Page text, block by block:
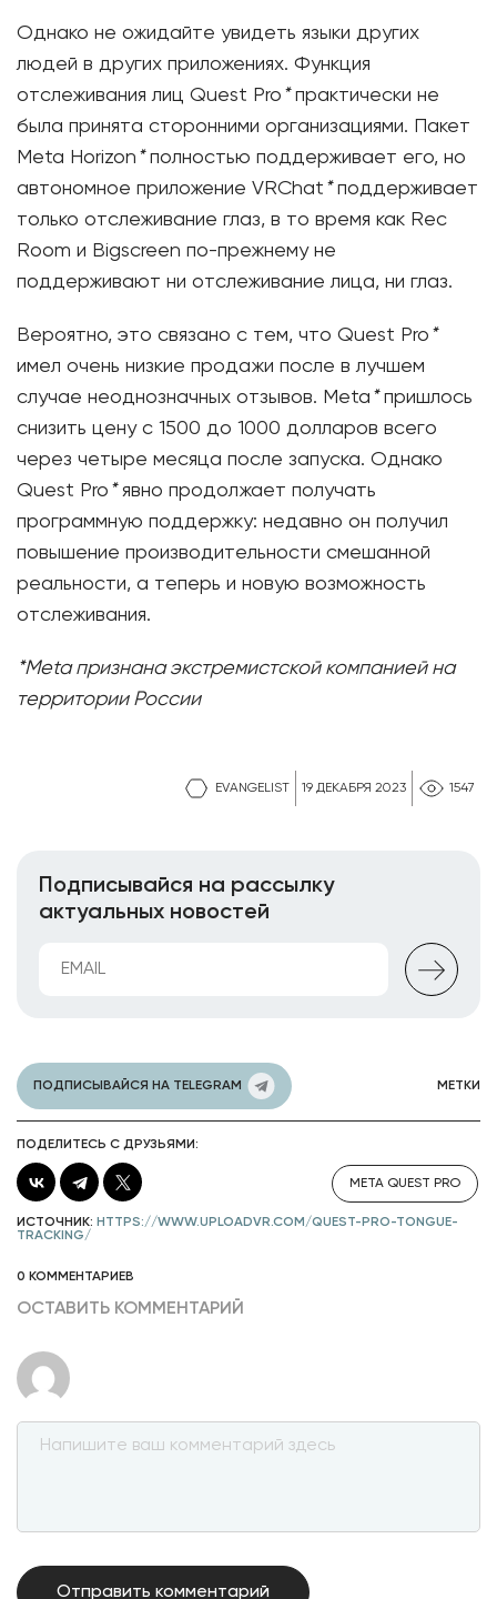
EVANGELIST 19 ДЕКАБРЯ 2023 1547
Однако не ожидайте увидеть языки других
людей в других приложениях. Функция
отслеживания лиц Quest Pro *практически не
была принята сторонними организациями. Пакет
Meta Horizon *полностью поддерживает его, но
автономное приложение VRChat *поддерживает
только отслеживание глаз, в то время как Rec
Room и Bigscreen по-прежнему не
поддерживают ни отслеживание лица, ни глаз.
Вероятно, это связано с тем, что Quest Pro *
имел очень низкие продажи после в лучшем
случае неоднозначных отзывов. Meta *пришлось
снизить цену с 1500 до 1000 долларов всего
через четыре месяца после запуска. Однако
Quest Pro *явно продолжает получать
программную поддержку: недавно он получил
повышение производительности смешанной
реальности, а теперь и новую возможность
отслеживания.
*Meta признана экстремистской компанией на
территории России
Подписывайся на рассылку
актуальных новостей
ПОДПИСЫВАЙСЯ НА TELEGRAM МЕТКИ
ПОДЕЛИТЕСЬ С ДРУЗЬЯМИ:
META QUEST PRO
ИСТОЧНИК: HTTPS://WWW.UPLOADVR.COM/QUEST-PRO-TONGUE-
TRACKING/
0 КОММЕНТАРИЕВ
ОСТАВИТЬ КОММЕНТАРИЙ